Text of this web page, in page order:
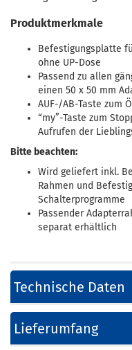
Produktmerkmale
Befestigungsplatte
ohne UP-Dose
Passend zu allen
einen 50 x 50 mm
AUF-/AB-Taste zum
“my”-Taste zum
Aufrufen der
Bitte beachten:
Wird geliefert inkl.
Rahmen und
Schalterprogramme
Passender
separat erhältlich
Technische Daten
Lieferumfang